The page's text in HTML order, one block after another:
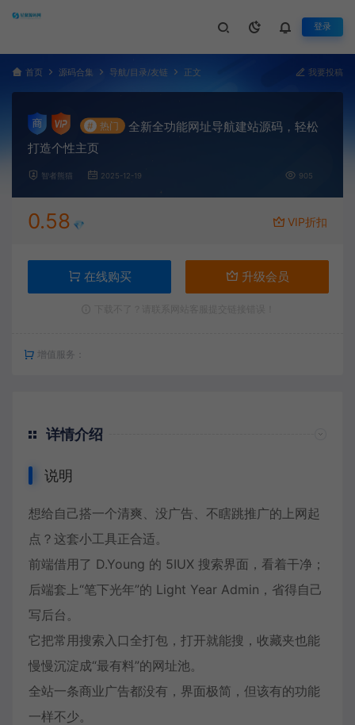
登录
首页 源码合集 导航/目录/友链 正文 我要投稿
# 热门
全新全功能网址导航建站源码，轻松
打造个性主页
智者熊猫 2025-12-19 905
0.58 💎 VIP折扣
在线购买 升级会员
增值服务：
详情介绍
说明
想给自己搭一个清爽、没广告、不瞎跳推广的上网起
点？这套小工具正合适。
前端借用了 D.Young 的 5IUX 搜索界面，看着干净；
后端套上“笔下光年”的 Light Year Admin，省得自己
写后台。
它把常用搜索入口全打包，打开就能搜，收藏夹也能
慢慢沉淀成“最有料”的网址池。
全站一条商业广告都没有，界面极简，但该有的功能
一样不少。